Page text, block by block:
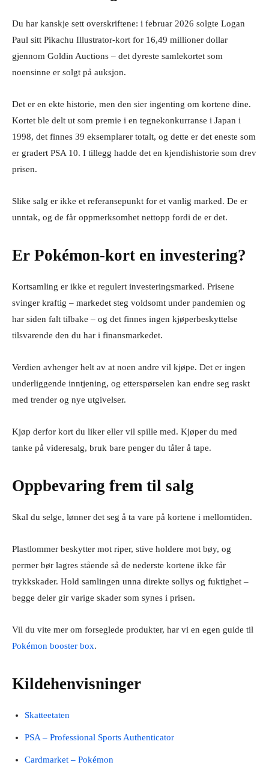
Du har kanskje sett overskriftene: i februar 2026 solgte Logan
Paul sitt Pikachu Illustrator-kort for 16,49 millioner dollar
gjennom Goldin Auctions – det dyreste samlekortet som
noensinne er solgt på auksjon.
Det er en ekte historie, men den sier ingenting om kortene dine.
Kortet ble delt ut som premie i en tegnekonkurranse i Japan i
1998, det finnes 39 eksemplarer totalt, og dette er det eneste som
er gradert PSA 10. I tillegg hadde det en kjendishistorie som drev
prisen.
Slike salg er ikke et referansepunkt for et vanlig marked. De er
unntak, og de får oppmerksomhet nettopp fordi de er det.
Er Pokémon-kort en investering?
Kortsamling er ikke et regulert investeringsmarked. Prisene
svinger kraftig – markedet steg voldsomt under pandemien og
har siden falt tilbake – og det finnes ingen kjøperbeskyttelse
tilsvarende den du har i finansmarkedet.
Verdien avhenger helt av at noen andre vil kjøpe. Det er ingen
underliggende inntjening, og etterspørselen kan endre seg raskt
med trender og nye utgivelser.
Kjøp derfor kort du liker eller vil spille med. Kjøper du med
tanke på videresalg, bruk bare penger du tåler å tape.
Oppbevaring frem til salg
Skal du selge, lønner det seg å ta vare på kortene i mellomtiden.
Plastlommer beskytter mot riper, stive holdere mot bøy, og
permer bør lagres stående så de nederste kortene ikke får
trykkskader. Hold samlingen unna direkte sollys og fuktighet –
begge deler gir varige skader som synes i prisen.
Vil du vite mer om forseglede produkter, har vi en egen guide til
Pokémon booster box.
Kildehenvisninger
Skatteetaten
PSA – Professional Sports Authenticator
Cardmarket – Pokémon